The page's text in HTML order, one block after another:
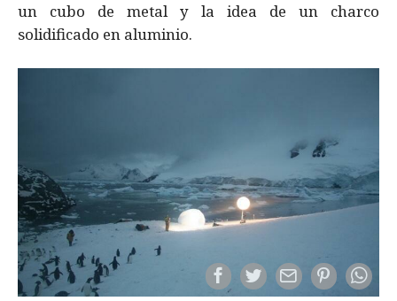
un cubo de metal y la idea de un charco
solidificado en aluminio.